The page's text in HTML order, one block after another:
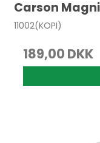
Carson
11002(KOPI)
189,00 DKK